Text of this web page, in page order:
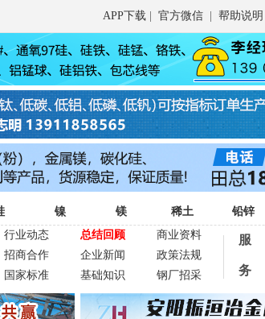
APP下载 官方微信 帮助说明
镍 镁 稀土 铅锌
行业动态 总结回顾
商业资料
招商合作 企业新闻
政策法规
国家标准 基础知识 钢厂招采
服
务